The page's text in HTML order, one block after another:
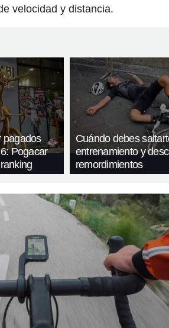
velocidad y distancia.
pagados
Pogacar
Cuándo debes
entrenamiento y
remordimientos